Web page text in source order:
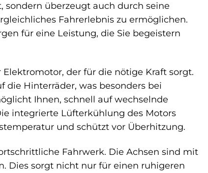
sondern überzeugt auch durch seine
Fahrerlebnis zu ermöglichen.
für eine Leistung, die Sie begeistern
der für die nötige Kraft sorgt.
Hinterräder, was besonders bei
Ihnen, schnell auf wechselnde
integrierte Lüfterkühlung des Motors
und schützt vor Überhitzung.
Fahrwerk. Die Achsen sind mit
Dies sorgt nicht nur für einen ruhigeren